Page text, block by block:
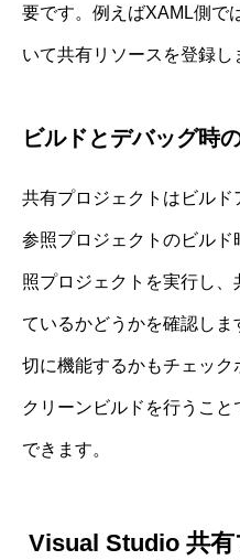
要です。例えばXAML側で
いて共有リソースを登録し
ビルドとデバッグ時
共有プロジェクトはビルド
参照プロジェクトのビル
照プロジェクトを実行し
ているかどうかを確認し
切に機能するかもチェッ
クリーンビルドを行うこ
できます。
Visual Studio 共